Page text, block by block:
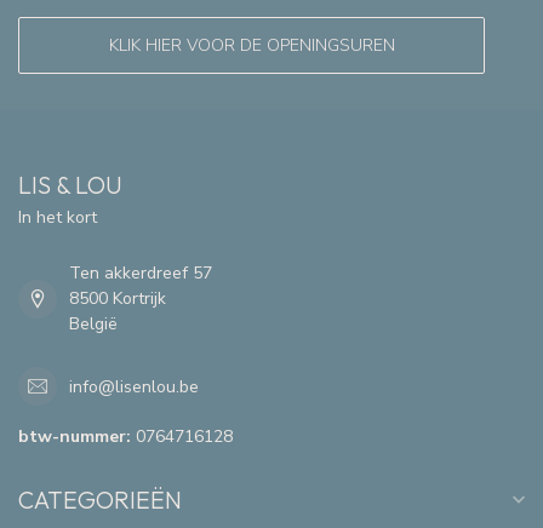
KLIK HIER VOOR DE OPENINGSUREN
LIS & LOU
In het kort
Ten akkerdreef 57
8500 Kortrijk
België
info@lisenlou.be
btw-nummer: 0764716128
CATEGORIEËN